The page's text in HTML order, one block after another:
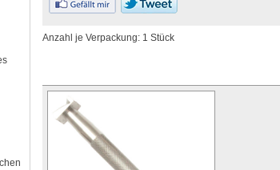
Anzahl je Verpackung: 1 Stück